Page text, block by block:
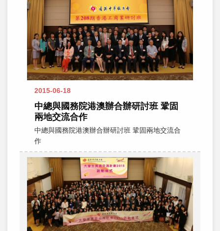
2015-06-18
中總與國務院港澳辦合辦研討班 鞏固
兩地交流合作
中總與國務院港澳辦合辦研討班 鞏固兩地交流合
作